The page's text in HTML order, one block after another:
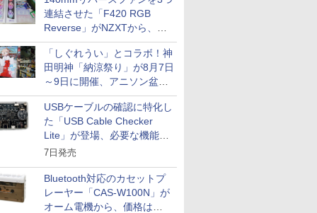
連結させた「F420 RGB
Reverse」がNZXTから、単
一フレーム採用
「しぐれうい」とコラボ！神
田明神「納涼祭り」が8月7日
～9日に開催、アニソン盆踊
りや屋台グルメなどもあり
USBケーブルの確認に特化し
た「USB Cable Checker
Lite」が登場、必要な機能を
凝縮しコンパクトに
7日発売
Bluetooth対応のカセットプ
レーヤー「CAS-W100N」が
オーム電機から、価格は